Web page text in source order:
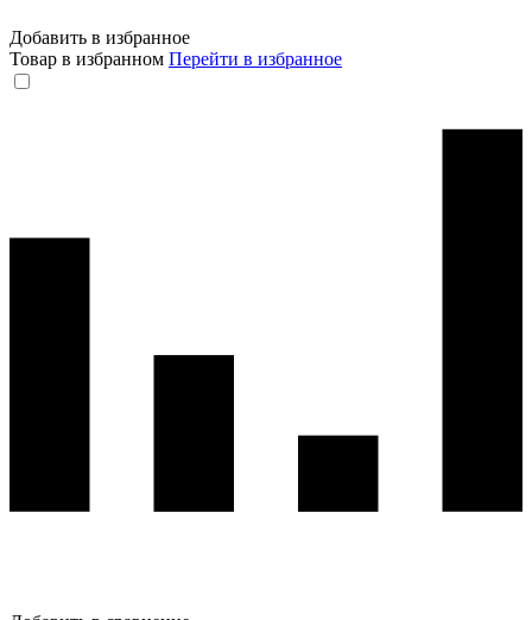
Добавить в избранное
Товар в избранном Перейти в избранное